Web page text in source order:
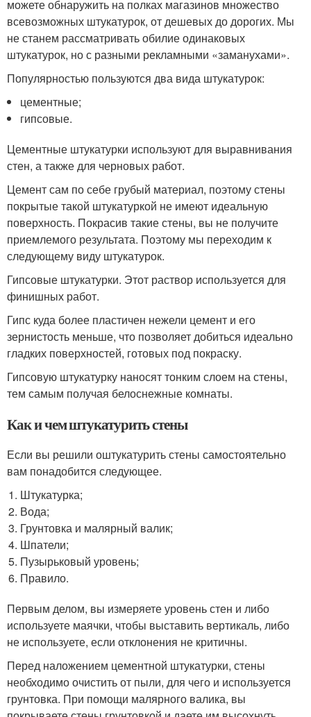
можете обнаружить на полках магазинов множество
всевозможных штукатурок, от дешевых до дорогих. Мы
не станем рассматривать обилие одинаковых
штукатурок, но с разными рекламными «заманухами».
Популярностью пользуются два вида штукатурок:
цементные;
гипсовые.
Цементные штукатурки используют для выравнивания
стен, а также для черновых работ.
Цемент сам по себе грубый материал, поэтому стены
покрытые такой штукатуркой не имеют идеальную
поверхность. Покрасив такие стены, вы не получите
приемлемого результата. Поэтому мы переходим к
следующему виду штукатурок.
Гипсовые штукатурки. Этот раствор используется для
финишных работ.
Гипс куда более пластичен нежели цемент и его
зернистость меньше, что позволяет добиться идеально
гладких поверхностей, готовых под покраску.
Гипсовую штукатурку наносят тонким слоем на стены,
тем самым получая белоснежные комнаты.
Как и чем штукатурить стены
Если вы решили оштукатурить стены самостоятельно
вам понадобится следующее.
Штукатурка;
Вода;
Грунтовка и малярный валик;
Шпатели;
Пузырьковый уровень;
Правило.
Первым делом, вы измеряете уровень стен и либо
используете маячки, чтобы выставить вертикаль, либо
не используете, если отклонения не критичны.
Перед наложением цементной штукатурки, стены
необходимо очистить от пыли, для чего и используется
грунтовка. При помощи малярного валика, вы